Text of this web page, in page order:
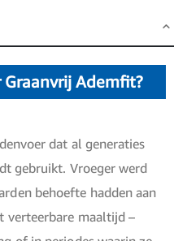
Graanvrij Ademfit?
dat al generaties
gebruikt. Vroeger werd
behoefte hadden aan
verteerbare maaltijd –